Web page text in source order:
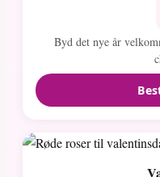
Byd det nye år